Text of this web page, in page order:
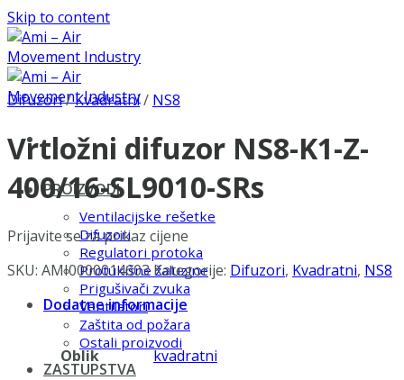
Skip to content
PROIZVODI
Ventilacijske rešetke
Difuzori
Regulatori protoka
Protukišne žaluzine
Prigušivači zvuka
Ventilatori
Zaštita od požara
Ostali proizvodi
ZASTUPSTVA
Difuzori/Kvadratni/ NS8
Vrtložni difuzor NS8-K1-Z-
400/16-SL9010-SRs
Prijavite se za prikaz cijene
SKU: AMI0000014603 Kategorije: Difuzori, Kvadratni, NS8
Dodatne informacije
Oblik kvadratni